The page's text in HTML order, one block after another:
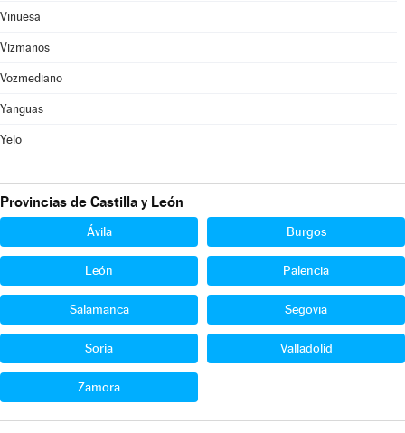
Vinuesa
Vizmanos
Vozmediano
Yanguas
Yelo
Provincias de Castilla y León
Ávila Burgos
León Palencia
Salamanca Segovia
Soria Valladolid
Zamora